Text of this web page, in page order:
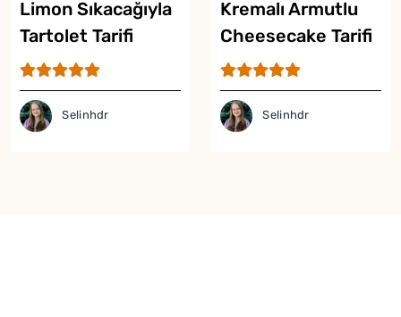
Limon Sıkacağıyla
Tartolet Tarifi
Selinhdr
Kremalı Armutlu
Cheesecake Tarifi
Selinhdr